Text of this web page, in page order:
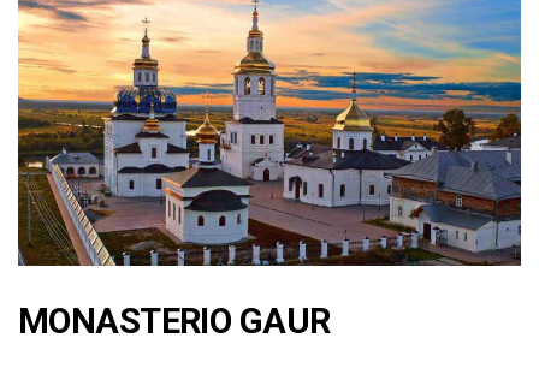
MONASTERIO GAUR